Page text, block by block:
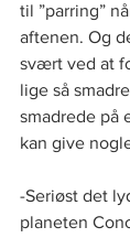
til ”parring”
aftenen. Og
svært ved at
lige så
smadrede på
kan give
-Seriøst det
planeten